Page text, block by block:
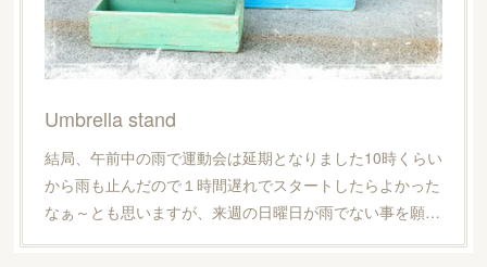
Umbrella stand
結局、午前中の雨で運動会は延期となりました10時くらい
から雨も止んだので１時間遅れでスタートしたらよかった
なぁ～とも思いますが、来週の日曜日が雨でない事を願…